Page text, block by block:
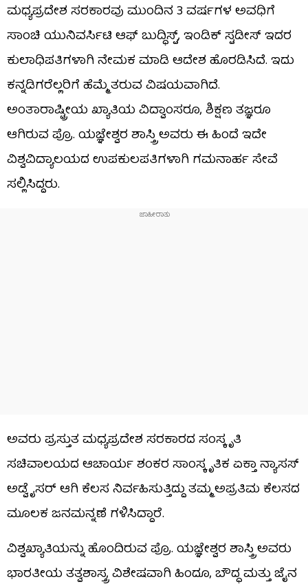
ಮಧ್ಯಪ್ರದೇಶ ಸರಕಾರವು ಮುಂದಿನ 3 ವರ್ಷಗಳ ಅವಧಿಗೆ
ಸಾಂಚಿ ಯುನಿವರ್ಸಿಟಿ ಆಫ್ ಬುದ್ಧಿಸ್ಟ್, ಇಂಡಿಕ್ ಸ್ಟಡೀಸ್ ಇದರ
ಕುಲಾಧಿಪತಿಗಳಾಗಿ ನೇಮಕ ಮಾಡಿ ಆದೇಶ ಹೊರಡಿಸಿದೆ. ಇದು
ಕನ್ನಡಿಗರೆಲ್ಲರಿಗೆ ಹೆಮ್ಮೆ ತರುವ ವಿಷಯವಾಗಿದೆ.
ಅಂತಾರಾಷ್ಟ್ರೀಯ ಖ್ಯಾತಿಯ ವಿದ್ವಾಂಸರೂ, ಶಿಕ್ಷಣ ತಜ್ಞರೂ
ಆಗಿರುವ ಪ್ರೊ. ಯಜ್ಞೇಶ್ವರ ಶಾಸ್ತ್ರಿ ಅವರು ಈ ಹಿಂದೆ ಇದೇ
ವಿಶ್ವವಿದ್ಯಾಲಯದ ಉಪಕುಲಪತಿಗಳಾಗಿ ಗಮನಾರ್ಹ ಸೇವೆ
ಸಲ್ಲಿಸಿದ್ದರು.
ಅವರು ಪ್ರಸ್ತುತ ಮಧ್ಯಪ್ರದೇಶ ಸರಕಾರದ ಸಂಸ್ಕೃತಿ
ಸಚಿವಾಲಯದ ಆಚಾರ್ಯ ಶಂಕರ ಸಾಂಸ್ಕೃತಿಕ ಏಕ್ತಾ ನ್ಯಾಸಸ್
ಅಡ್ವೈಸರ್ ಆಗಿ ಕೆಲಸ ನಿರ್ವಹಿಸುತ್ತಿದ್ದು ತಮ್ಮ ಅಪ್ರತಿಮ ಕೆಲಸದ
ಮೂಲಕ ಜನಮನ್ನಣೆ ಗಳಿಸಿದ್ದಾರೆ.
ವಿಶ್ವಖ್ಯಾತಿಯನ್ನು ಹೊಂದಿರುವ ಪ್ರೊ. ಯಜ್ಞೇಶ್ವರ ಶಾಸ್ತ್ರಿ ಅವರು
ಭಾರತೀಯ ತತ್ವಶಾಸ್ತ್ರ, ವಿಶೇಷವಾಗಿ ಹಿಂದೂ, ಬೌದ್ಧ ಮತ್ತು ಜೈನ